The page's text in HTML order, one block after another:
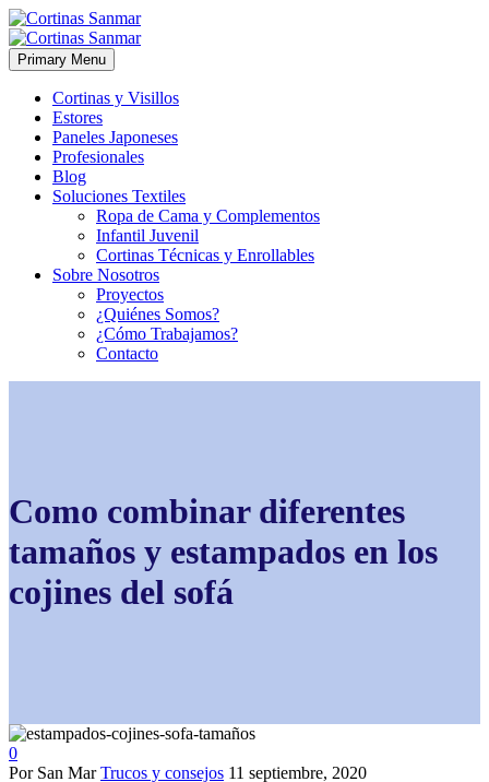
Primary Menu
Cortinas y Visillos
Estores
Paneles Japoneses
Profesionales
Blog
Soluciones Textiles
Ropa de Cama y Complementos
Infantil Juvenil
Cortinas Técnicas y Enrollables
Sobre Nosotros
Proyectos
¿Quiénes Somos?
¿Cómo Trabajamos?
Contacto
Como combinar diferentes
tamaños y estampados en los
cojines del sofá
0
Por San Mar Trucos y consejos 11 septiembre, 2020